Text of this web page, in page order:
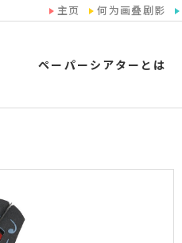
主页 何为画叠剧影
ペーパーシアターとは